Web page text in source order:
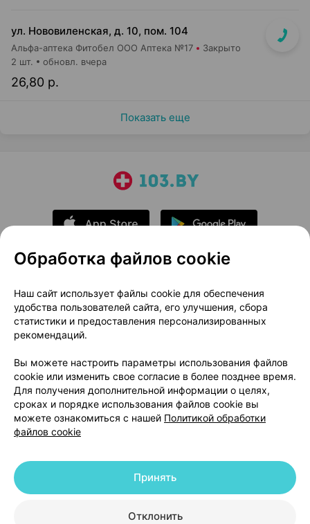
ул. Нововиленская, д. 10, пом. 104
Альфа-аптека Фитобел ООО Аптека №17 Закрыто
26,80 р.
2 шт. обновл. вчера
Показать еще
О проекте
Новости проекта
Размещение рекламы
Медицинский маркетинг
Публичный договор
Доставка
Способы оплаты
Вакансии
Партнеры
Написать руководителю 103.by
Написать в поддержку
Персональные настройки Cookie
© 2026 ООО «Артокс Лаб», УНП 191700409 | 220012, Республика Беларусь,
+375 291212755
Обработка файлов cookie
Наш сайт использует файлы cookie для обеспечения
удобства пользователей сайта, его улучшения, сбора
статистики и предоставления персонализированных
рекомендаций.
Вы можете настроить параметры использования файлов
cookie или изменить свое согласие в более позднее время.
Для получения дополнительной информации о целях,
сроках и порядке использования файлов cookie вы
можете ознакомиться с нашей Политикой обработки
файлов cookie
Отклонить
Принять